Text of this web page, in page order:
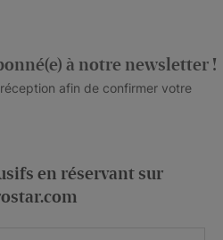
à notre newsletter !
afin de confirmer votre
en réservant sur